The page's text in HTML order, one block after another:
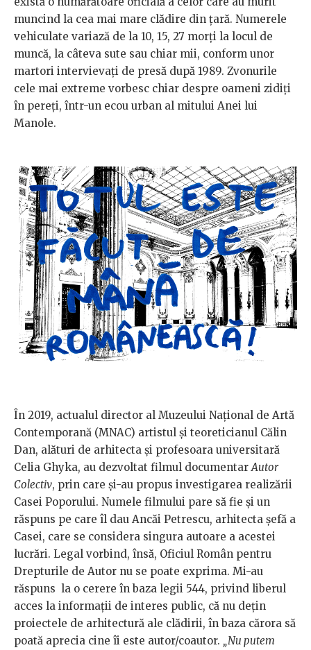
muncind la cea mai mare clădire din țară. Numerele
vehiculate variază de la 10, 15, 27 morți la locul de
muncă, la câteva sute sau chiar mii, conform unor
martori intervievați de presă după 1989. Zvonurile
cele mai extreme vorbesc chiar despre oameni zidiți
în pereți, într-un ecou urban al mitului Anei lui
Manole.
În 2019, actualul director al Muzeului Național de Artă
Contemporană (MNAC) artistul și teoreticianul Călin
Dan, alături de arhitecta și profesoara universitară
Celia Ghyka, au dezvoltat filmul documentar Autor
Colectiv, prin care și-au propus investigarea realizării
Casei Poporului. Numele filmului pare să fie și un
răspuns pe care îl dau Ancăi Petrescu, arhitecta șefă a
Casei, care se considera singura autoare a acestei
lucrări. Legal vorbind, însă, Oficiul Român pentru
Drepturile de Autor nu se poate exprima. Mi-au
răspuns la o cerere în baza legii 544, privind liberul
acces la informații de interes public, că nu dețin
proiectele de arhitectură ale clădirii, în baza cărora să
poată aprecia cine îi este autor/coautor. „Nu putem